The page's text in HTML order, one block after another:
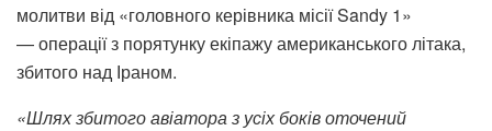
молитви від «головного керівника місії Sandy 1»
— операції з порятунку екіпажу американського літака,
збитого над Іраном.
«Шлях збитого авіатора з усіх боків оточений